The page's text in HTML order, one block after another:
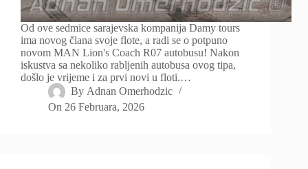
Od ove sedmice sarajevska kompanija Damy tours
ima novog člana svoje flote, a radi se o potpuno
novom MAN Lion's Coach R07 autobusu! Nakon
iskustva sa nekoliko rabljenih autobusa ovog tipa,
došlo je vrijeme i za prvi novi u floti.…
By Adnan Omerhodzic
On 26 Februara, 2026